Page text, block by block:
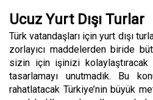
Ucuz Yurt Dışı Turlar
Türk vatandaşları için yurt dışı
zorlayıcı maddelerden biride
sizin için işinizi kolaylaştıracak
tasarlamayı unutmadık. Bu
rahatlatacak Türkiye’nin büyük